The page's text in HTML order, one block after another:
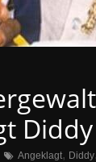
Angeklagt, Diddy,